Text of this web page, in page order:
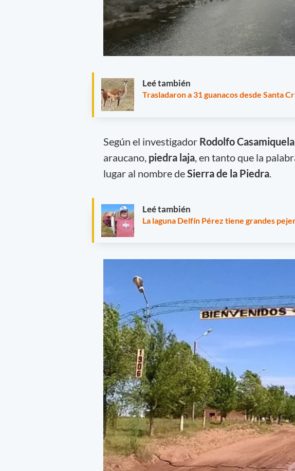
Leé también
Trasladaron a 31 guanacos desde Santa
Según el investigador Rodolfo Casamiquela
araucano, piedra laja, en tanto que la
lugar al nombre deSierra de la Piedra.
Leé también
La laguna Delfín Pérez tiene grandes